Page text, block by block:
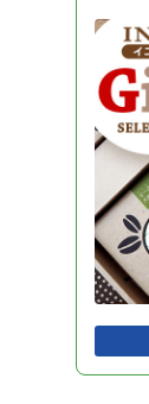
データ利活用 2
データ構造 2
システム戦略
2
アルゴリズムと
インタフェース